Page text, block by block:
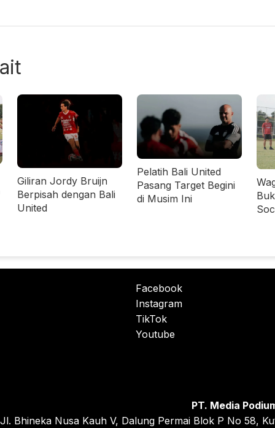
Giliran Jordy Bruijn
Berpisah dengan Bali
United
Pelatih Bali United
Pasang Target Begini
di Musim Ini
Facebook
Instagram
TikTok
Youtube
PT. Media
Jl. Bhineka Nusa Kauh V, Dalung Permai Blok P No 58,